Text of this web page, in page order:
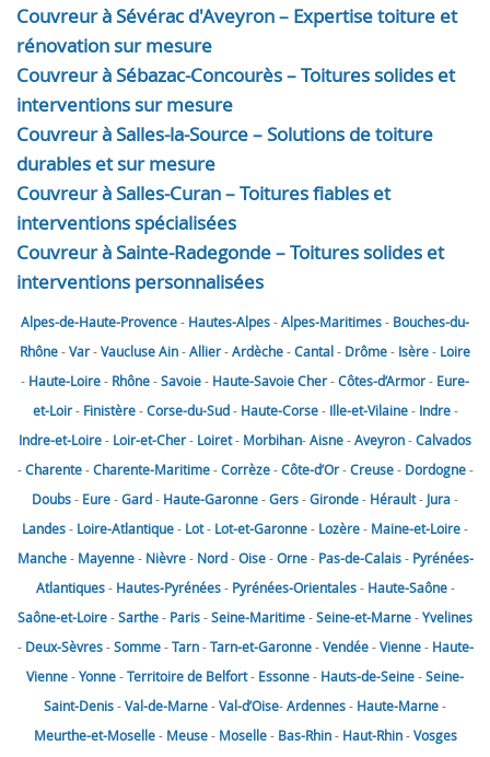
Couvreur à Sévérac d'Aveyron – Expertise toiture et
rénovation sur mesure
Couvreur à Sébazac-Concourès – Toitures solides et
interventions sur mesure
Couvreur à Salles-la-Source – Solutions de toiture
durables et sur mesure
Couvreur à Salles-Curan – Toitures fiables et
interventions spécialisées
Couvreur à Sainte-Radegonde – Toitures solides et
interventions personnalisées
Alpes-de-Haute-Provence- Hautes-Alpes-Alpes-Maritimes- Bouches-du-
Rhône-Var-VaucluseAin-Allier-Ardèche-Cantal- Drôme- Isère- Loire
- Haute-Loire- Rhône-Savoie- Haute-SavoieCher-Côtes-d’Armor- Eure-
et-Loir- Finistère-Corse-du-Sud- Haute-Corse- Ille-et-Vilaine- Indre-
Indre-et-Loire- Loir-et-Cher- Loiret- Morbihan-Aisne-Aveyron-Calvados
-Charente-Charente-Maritime-Corrèze-Côte-d’Or-Creuse- Dordogne-
Doubs- Eure-Gard- Haute-Garonne-Gers-Gironde- Hérault- Jura-
Landes- Loire-Atlantique- Lot- Lot-et-Garonne- Lozère- Maine-et-Loire-
Manche- Mayenne- Nièvre- Nord-Oise-Orne- Pas-de-Calais- Pyrénées-
Atlantiques- Hautes-Pyrénées- Pyrénées-Orientales- Haute-Saône-
Saône-et-Loire-Sarthe- Paris-Seine-Maritime-Seine-et-Marne-Yvelines
- Deux-Sèvres-Somme-Tarn-Tarn-et-Garonne-Vendée-Vienne- Haute-
Vienne-Yonne-Territoire de Belfort- Essonne- Hauts-de-Seine-Seine-
Saint-Denis-Val-de-Marne-Val-d’Oise-Ardennes- Haute-Marne-
Meurthe-et-Moselle- Meuse- Moselle- Bas-Rhin- Haut-Rhin-Vosges